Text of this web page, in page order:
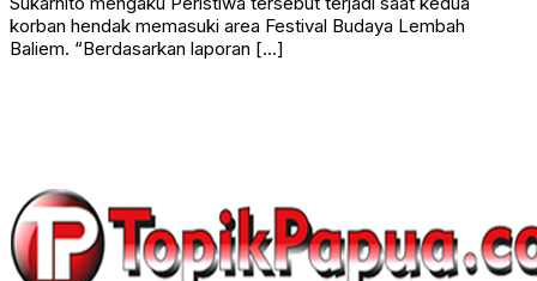
korban hendak memasuki area Festival Budaya Lembah
Baliem. “Berdasarkan laporan […]